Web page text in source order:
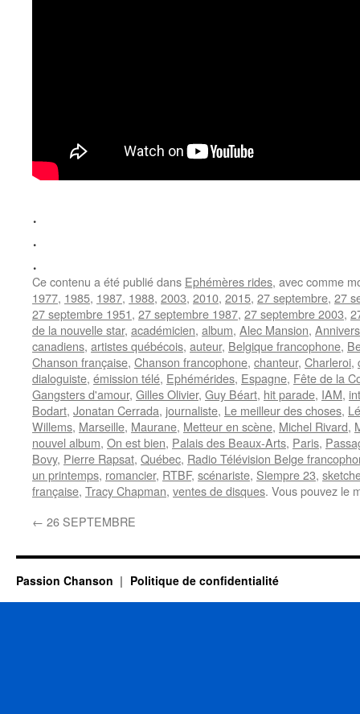
.
.
.
Ce contenu a été publié dans Ephémères rides, avec comme
1977, 1985, 1987, 1988, 2003, 2010, 2015, 27 septembre, 27
27 septembre 1951, 27 septembre 1987, 27 septembre 2003,
de la nouvelle star, académicien, album, Alec Mansion,
canadiens, artistes québécois, auteur, Belgique francophone,
Chanson française, Chanson francophone, chanteur, Charleroi,
dialoguiste, émission télé, Ephémérides, Espagne, Fête de la
Gangsters d'amour, Gilles Olivier, Guy Béart, hit parade, IAM,
Bodart, Jonatan Cerrada, journaliste, Le meilleur des choses,
Willems, Marseille, Maurane, Metteur en scène, Michel Rivard,
nouvel album, On est bien, Palais des Beaux-Arts, Paris,
Bovy, Pierre Rapsat, Québec, Radio Télévision Belge
un printemps, romancier, RTBF, scénariste, Siempre 23,
française, Tracy Chapman, ventes de disques. Vous pouvez le
← 26 SEPTEMBRE
Passion Chanson Politique de confidentialité